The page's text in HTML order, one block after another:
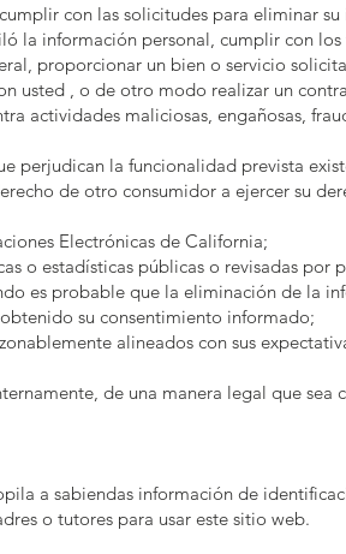
con las solicitudes para eliminar
la información personal, cumplir con
proporcionar un bien o servicio
usted , o de otro modo realizar un
actividades maliciosas, engañosas,
perjudican la funcionalidad prevista
de otro consumidor a ejercer su
Electrónicas de California;
o estadísticas públicas o revisadas por
es probable que la eliminación de la
su consentimiento informado;
alineados con sus
de una manera legal que
a sabiendas información de
o tutores para usar este sitio web.